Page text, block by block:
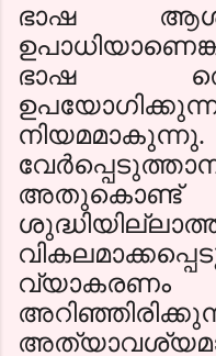
ഭാഷ
ഭാഷ
അതുകൊണ്ട്
വ്യാകരണം